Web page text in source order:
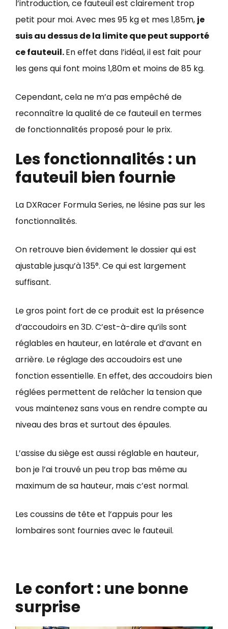
l’introduction, ce fauteuil est clairement trop
petit pour moi. Avec mes 95 kg et mes 1,85m, je
suis au dessus de la limite que peut supporté
ce fauteuil.En effet dans l’idéal, il est fait pour
les gens qui font moins 1,80m et moins de 85 kg.
Cependant, cela ne m’a pas empêché de
reconnaître la qualité de ce fauteuil en termes
de fonctionnalités proposé pour le prix.
Les fonctionnalités : un
fauteuil bien fournie
La DXRacer Formula Series, ne lésine pas sur les
fonctionnalités.
On retrouve bien évidement le dossier qui est
ajustable jusqu’à 135°. Ce qui est largement
suffisant.
Le gros point fort de ce produit est la présence
d’accoudoirs en 3D. C’est-à-dire qu’ils sont
réglables en hauteur, en latérale et d’avant en
arrière. Le réglage des accoudoirs est une
fonction essentielle. En effet, des accoudoirs bien
réglées permettent de relâcher la tension que
vous maintenez sans vous en rendre compte au
niveau des bras et surtout des épaules.
L’assise du siège est aussi réglable en hauteur,
bon je l’ai trouvé un peu trop bas même au
maximum de sa hauteur, mais c’est normal.
Les coussins de tête et l’appuis pour les
lombaires sont fournies avec le fauteuil.
Le confort : une bonne
surprise